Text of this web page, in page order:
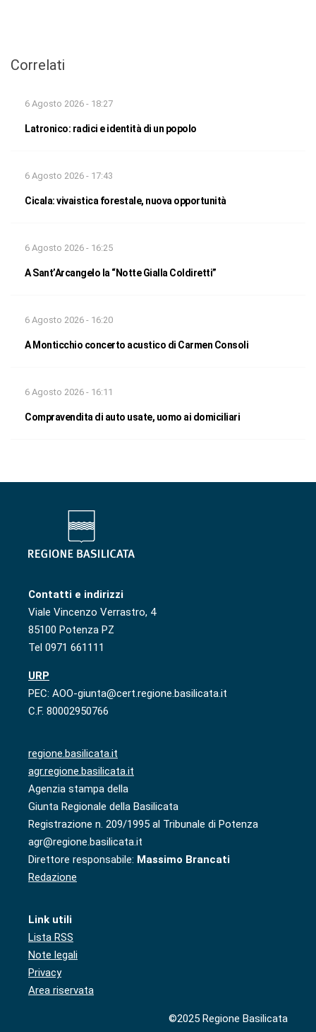
Correlati
6 Agosto 2026 - 18:27
Latronico: radici e identità di un popolo
6 Agosto 2026 - 17:43
Cicala: vivaistica forestale, nuova opportunità
6 Agosto 2026 - 16:25
A Sant’Arcangelo la “Notte Gialla Coldiretti”
6 Agosto 2026 - 16:20
A Monticchio concerto acustico di Carmen Consoli
6 Agosto 2026 - 16:11
Compravendita di auto usate, uomo ai domiciliari
Contatti e indirizzi
Viale Vincenzo Verrastro, 4
85100 Potenza PZ
Tel 0971 661111
URP
PEC: AOO-giunta@cert.regione.basilicata.it
C.F. 80002950766
regione.basilicata.it
agr.regione.basilicata.it
Agenzia stampa della
Giunta Regionale della Basilicata
Registrazione n. 209/1995 al Tribunale di Potenza
agr@regione.basilicata.it
Direttore responsabile: Massimo Brancati
Redazione
Link utili
Lista RSS
Note legali
Privacy
Area riservata
©2025 Regione Basilicata